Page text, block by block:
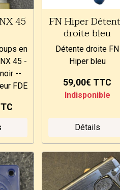
45
en
45 -
--
FDE
FN Hiper
droite bleu
Détente droite FN
Hiper bleu
59,00€ TTC
Indisponible
Détails